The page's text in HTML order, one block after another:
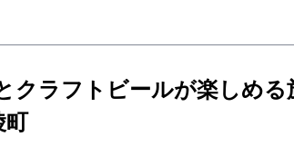
クラフトビールが楽しめる
町